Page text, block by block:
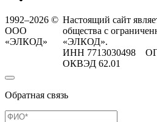
1992–2026 ©
ООО
«ЭЛКОД»
Настоящий сайт
общества с
«ЭЛКОД».
ИНН 7713030498
ОКВЭД 62.01
Обратная связь